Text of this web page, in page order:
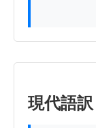
現代語訳